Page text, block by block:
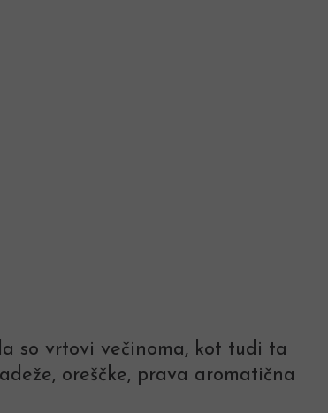
so vrtovi večinoma, kot tudi ta
oreščke, prava aromatična